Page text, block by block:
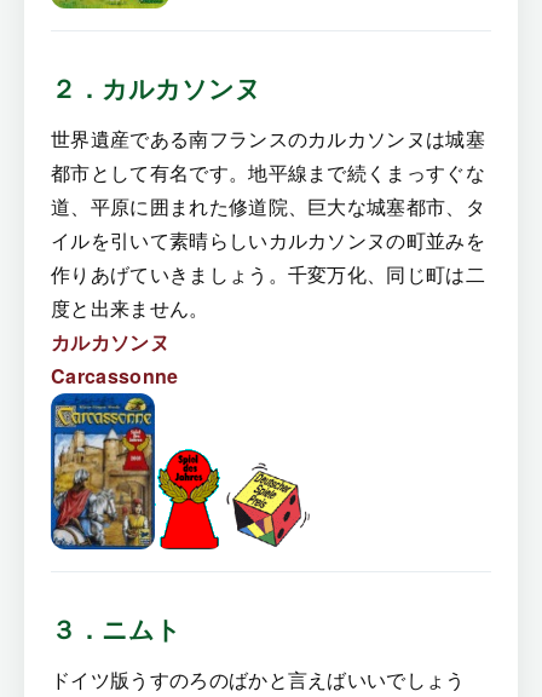
２．カルカソンヌ
世界遺産である南フランスのカルカソンヌは城塞
都市として有名です。地平線まで続くまっすぐな
道、平原に囲まれた修道院、巨大な城塞都市、タ
イルを引いて素晴らしいカルカソンヌの町並みを
作りあげていきましょう。千変万化、同じ町は二
度と出来ません。
カルカソンヌ
Carcassonne
３．ニムト
ドイツ版うすのろのばかと言えばいいでしょう